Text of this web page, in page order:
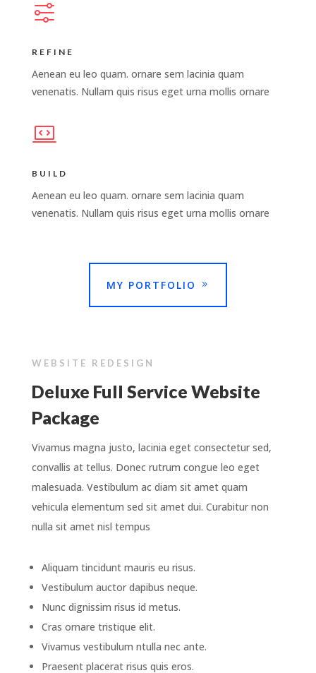
REFINE
Aenean eu leo quam. ornare sem lacinia quam
venenatis. Nullam quis risus eget urna mollis ornare
BUILD
Aenean eu leo quam. ornare sem lacinia quam
venenatis. Nullam quis risus eget urna mollis ornare
MY PORTFOLIO
WEBSITE REDESIGN
Deluxe Full Service Website
Package
Vivamus magna justo, lacinia eget consectetur sed,
convallis at tellus. Donec rutrum congue leo eget
malesuada. Vestibulum ac diam sit amet quam
vehicula elementum sed sit amet dui. Curabitur non
nulla sit amet nisl tempus
Aliquam tincidunt mauris eu risus.
Vestibulum auctor dapibus neque.
Nunc dignissim risus id metus.
Cras ornare tristique elit.
Vivamus vestibulum ntulla nec ante.
Praesent placerat risus quis eros.